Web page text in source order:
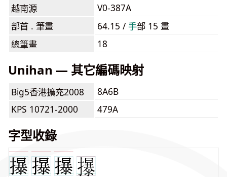
越南源
V0-387A
部首 . 筆畫
64.15 /⼿部 15 畫
總筆畫
18
Unihan — 其它編碼映射
Big5香港擴充2008
8A6B
KPS 10721-2000
479A
字型收錄